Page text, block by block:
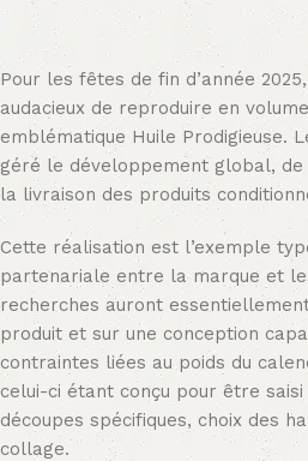
Pour les fêtes de fin d’année
audacieux de reproduire en
emblématique Huile Prodigieuse.
géré le développement global,
la livraison des produits
Cette réalisation est l’exemple
partenariale entre la marque et
recherches auront
produit et sur une conception
contraintes liées au poids du
celui-ci étant conçu pour être
découpes spécifiques, choix des
collage.